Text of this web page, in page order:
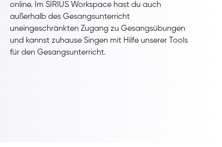
online. Im SIRIUS Workspace hast du auch
außerhalb des Gesangsunterricht
uneingeschränkten Zugang zu Gesangsübungen
und kannst zuhause Singen mit Hilfe unserer Tools
für den Gesangsunterricht.